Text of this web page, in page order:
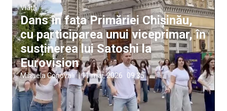
Viață
Dans în fața Primăriei Chișinău,
cu participarea unui viceprimar, în
susținerea lui Satoshi la
Eurovision
Mihaela Conovali |11 mai, 2026 09:35